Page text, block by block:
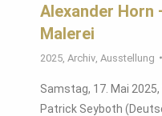
Alexander Horn
Malerei
2025 Archiv Ausstellung
Samstag, 17. Mai
Patrick Seyboth